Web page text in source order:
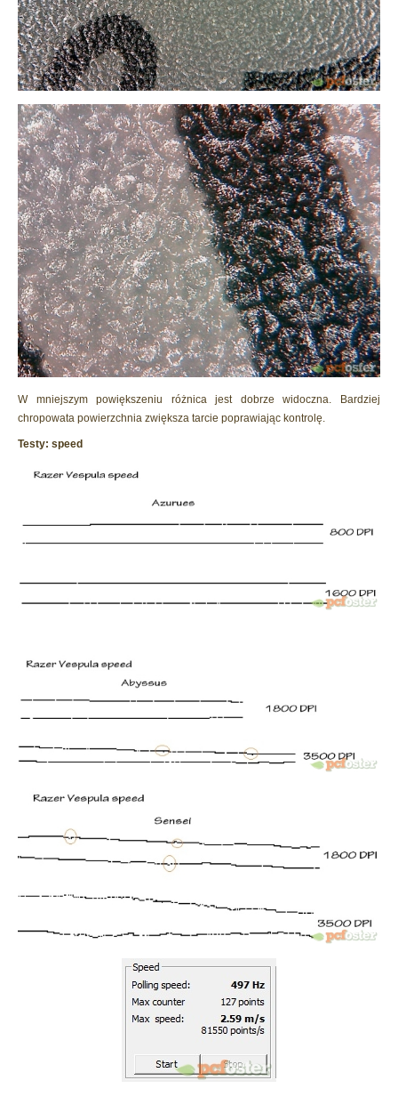
W mniejszym powiększeniu różnica jest dobrze widoczna. Bardziej
chropowata powierzchnia zwiększa tarcie poprawiając kontrolę.
Testy: speed